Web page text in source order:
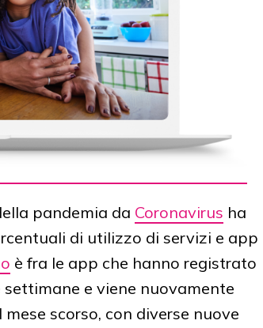
pandemia da Coronavirus ha
di utilizzo di servizi e app
è fra le app che hanno registrato
e viene nuovamente
scorso, con diverse nuove